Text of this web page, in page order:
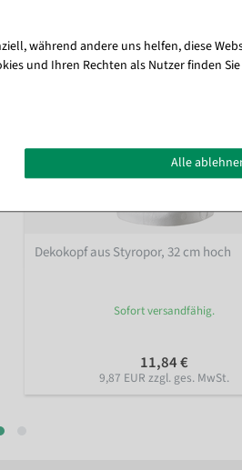
Dekokopf aus Styropor, 32 cm hoch
Sofort versandfähig.
11,84 €
9,87 EUR zzgl. ges. MwSt.
während andere uns helfen, diese
und Ihren Rechten als Nutzer finden
Alle